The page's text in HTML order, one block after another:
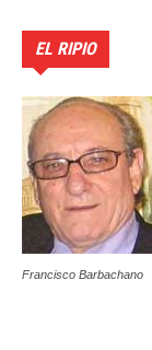
EL RIPIO
Francisco Barbachano